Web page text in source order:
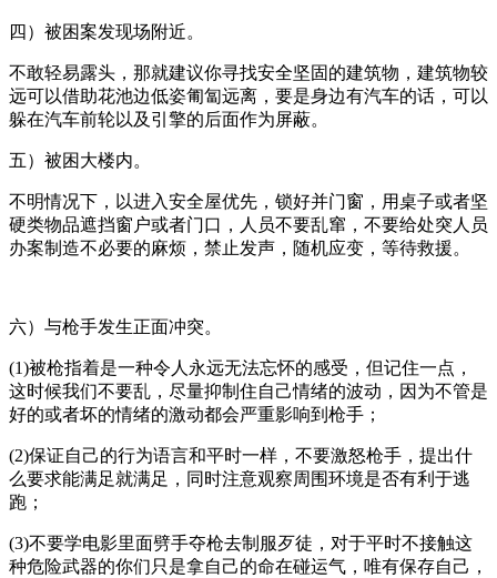
四）被困案发现场附近。
不敢轻易露头，那就建议你寻找安全坚固的建筑物，建筑物较
远可以借助花池边低姿匍匐远离，要是身边有汽车的话，可以
躲在汽车前轮以及引擎的后面作为屏蔽。
五）被困大楼内。
不明情况下，以进入安全屋优先，锁好并门窗，用桌子或者坚
硬类物品遮挡窗户或者门口，人员不要乱窜，不要给处突人员
办案制造不必要的麻烦，禁止发声，随机应变，等待救援。
六）与枪手发生正面冲突。
(1)被枪指着是一种令人永远无法忘怀的感受，但记住一点，
这时候我们不要乱，尽量抑制住自己情绪的波动，因为不管是
好的或者坏的情绪的激动都会严重影响到枪手；
(2)保证自己的行为语言和平时一样，不要激怒枪手，提出什
么要求能满足就满足，同时注意观察周围环境是否有利于逃
跑；
(3)不要学电影里面劈手夺枪去制服歹徒，对于平时不接触这
种危险武器的你们只是拿自己的命在碰运气，唯有保存自己，